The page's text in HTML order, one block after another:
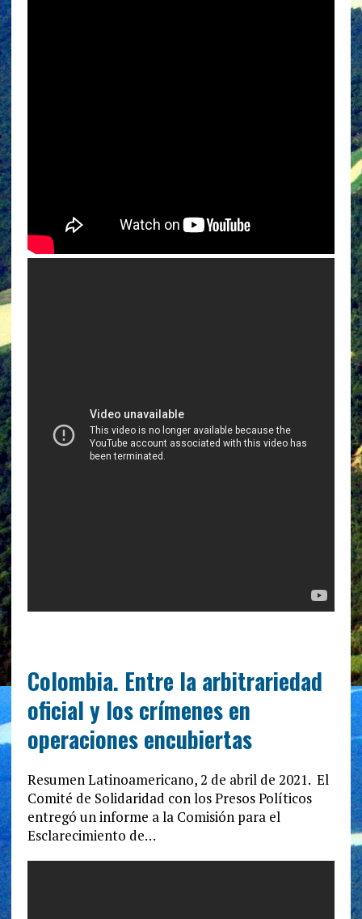
Colombia. Entre la arbitrariedad
oficial y los crímenes en
operaciones encubiertas
Resumen Latinoamericano, 2 de abril de 2021. El
Comité de Solidaridad con los Presos Políticos
entregó un informe a la Comisión para el
Esclarecimiento de…